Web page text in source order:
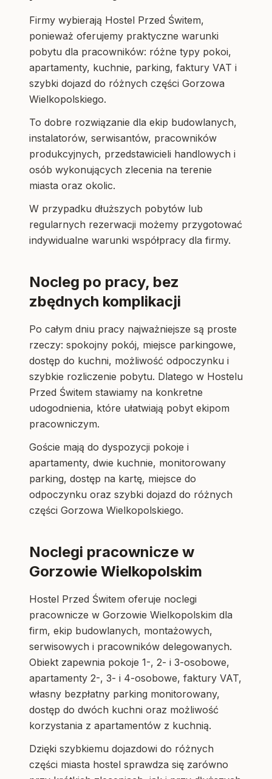
Firmy wybierają Hostel Przed Świtem,
ponieważ oferujemy praktyczne warunki
pobytu dla pracowników: różne typy pokoi,
apartamenty, kuchnie, parking, faktury VAT i
szybki dojazd do różnych części Gorzowa
Wielkopolskiego.
To dobre rozwiązanie dla ekip budowlanych,
instalatorów, serwisantów, pracowników
produkcyjnych, przedstawicieli handlowych i
osób wykonujących zlecenia na terenie
miasta oraz okolic.
W przypadku dłuższych pobytów lub
regularnych rezerwacji możemy przygotować
indywidualne warunki współpracy dla firmy.
Nocleg po pracy, bez
zbędnych komplikacji
Po całym dniu pracy najważniejsze są proste
rzeczy: spokojny pokój, miejsce parkingowe,
dostęp do kuchni, możliwość odpoczynku i
szybkie rozliczenie pobytu. Dlatego w Hostelu
Przed Świtem stawiamy na konkretne
udogodnienia, które ułatwiają pobyt ekipom
pracowniczym.
Goście mają do dyspozycji pokoje i
apartamenty, dwie kuchnie, monitorowany
parking, dostęp na kartę, miejsce do
odpoczynku oraz szybki dojazd do różnych
części Gorzowa Wielkopolskiego.
Noclegi pracownicze w
Gorzowie Wielkopolskim
Hostel Przed Świtem oferuje noclegi
pracownicze w Gorzowie Wielkopolskim dla
firm, ekip budowlanych, montażowych,
serwisowych i pracowników delegowanych.
Obiekt zapewnia pokoje 1-, 2- i 3-osobowe,
apartamenty 2-, 3- i 4-osobowe, faktury VAT,
własny bezpłatny parking monitorowany,
dostęp do dwóch kuchni oraz możliwość
korzystania z apartamentów z kuchnią.
Dzięki szybkiemu dojazdowi do różnych
części miasta hostel sprawdza się zarówno